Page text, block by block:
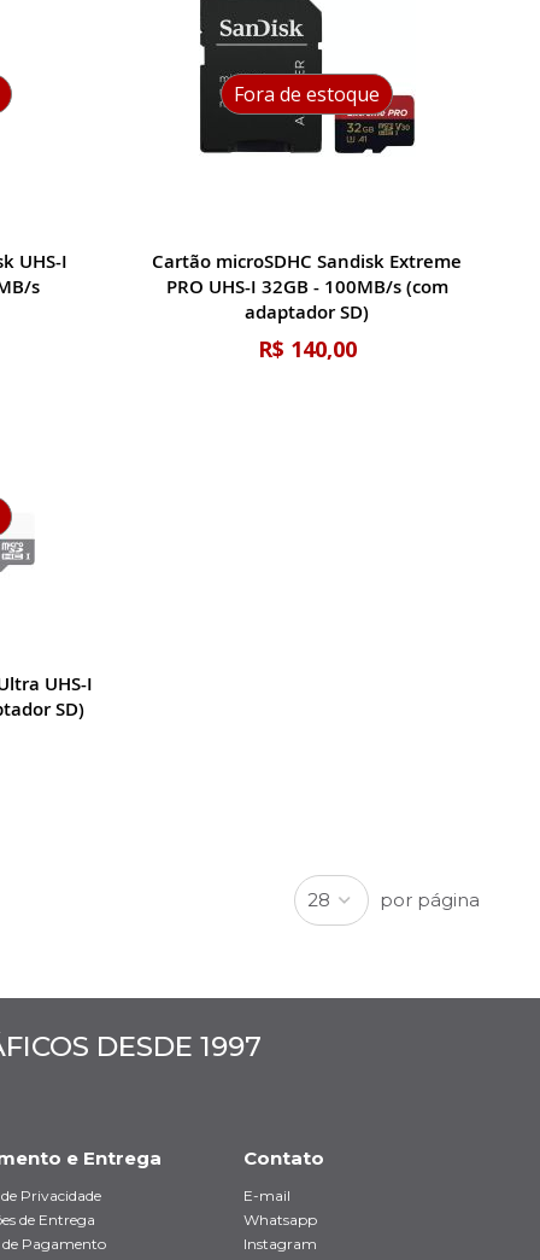
UHS-I
s
Fora de estoque
Cartão microSDHC Sandisk Extreme
PRO UHS-I 32GB - 100MB/s (com
adaptador SD)
R$ 140,00
UHS-I
SD)
por página
DESDE 1997
e Entrega
Privacidade
de Entrega
de Pagamento
Contato
E-mail
Whatsapp
Instagram